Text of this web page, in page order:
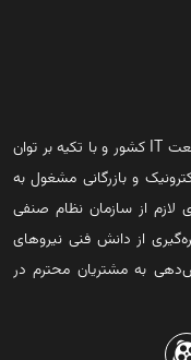
شرکت ستاک فناوری ویرا در راستای گسترش صنعت IT کشور و با تکیه بر توان
و بازرگانی مشغول به
لازم از سازمان نظام صنفی
از دانش فنی نیروهای
به مشتریان محترم در